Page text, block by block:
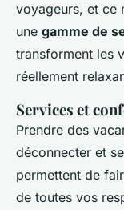
voyageurs, et ce
une gamme de
transforment les
réellement
Services et
Prendre des
déconnecter et
permettent de
de toutes vos